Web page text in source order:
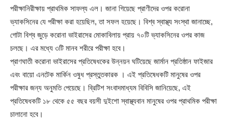
পরীক্ষানিরীক্ষায় প্রাথমিক সাফল্য এল। জানা গিয়েছে প্রাণীদের ওপর করোনা
ভ্যাকসিনের যে পরীক্ষা করা হয়েছিল, তা সফল হয়েছে। বিশ্ব স্বাস্থ্য সংস্থা জানাচ্ছে,
গোটা বিশ্ব জুড়ে করোনা ভাইরাসের মোকাবিলায় প্রায় ৭০টি ভ্যাকসিনের ওপর কাজ
চলছে। এর মধ্যে ৩টি মানব শরীরে পরীক্ষা হবে।
প্রাণঘাতী করোনা ভাইরাসের প্রতিষেধকের উন্নয়ন ঘটিয়েছে জার্মান প্রতিষ্ঠান ফাইজার
এবং বায়ো এনটেক মার্কিন ওষুধ প্রস্তুতকারক । এই প্রতিষেধকটি মানুষের ওপর
পরীক্ষার জন্য অনুমতি পেয়েছে। ব্রিটিশ সংবাদমাধ্যম বিবিসি জানিয়েছে, এই
প্রতিষেধকটি ১৮ থেকে ৫৫ বছর বয়সী দুইশো স্বাস্থ্যবান মানুষের ওপর প্রাথমিক পরীক্ষা
চালানো হবে।